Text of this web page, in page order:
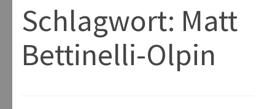
Schlagwort: Matt
Bettinelli-Olpin